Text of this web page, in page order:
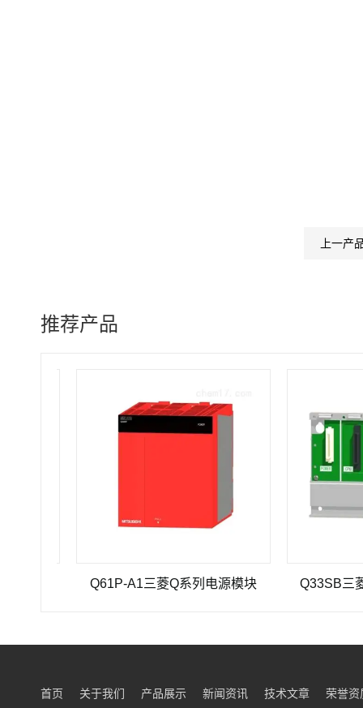
上一产
推荐产品
Q61P-A1三菱Q系列电源模块 Q33SB三菱Q系
首页 关于我们 产品展示 新闻资讯 技术文章 荣誉资